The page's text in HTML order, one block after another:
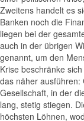
Zweitens handelt es
Banken noch die
liegen bei der
auch in der übrigen
genannt, um den
Krise beschränke
das näher ausführen:
Gesellschaft, in der
lang, stetig stiegen.
höchsten Löhnen,